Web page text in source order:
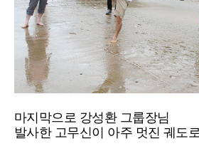
마지막으로 강성환 그룹장님
발사한 고무신이 아주 멋진 궤도